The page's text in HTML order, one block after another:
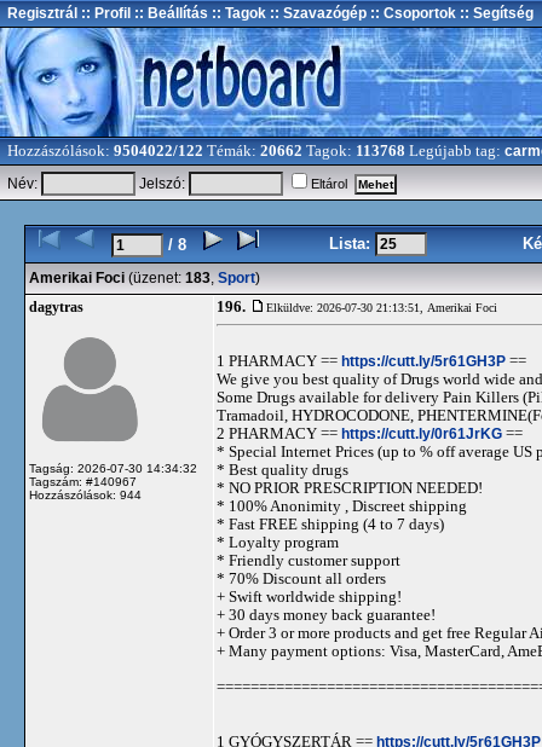
Regisztrál :: Profil :: Beállítás :: Tagok :: Szavazógép :: Csoportok :: Segítség
Hozzászólások: 9504022/122 Témák: 20662 Tagok: 113768 Legújabb tag:
Név:
Jelszó: Eltárol
/ 8 Lista:
Amerikai Foci (üzenet: 183, Sport)
dagytras
Tagság: 2026-07-30 14:34:32
Tagszám: #140967
Hozzászólások: 944
196. Elküldve: 2026-07-30 21:13:51, Amerikai Foci
1 PHARMACY == https://cutt.ly/5r61GH3P ==
We give you best quality of Drugs world wide
Some Drugs available for delivery Pain Killers
Tramadoil, HYDROCODONE,
2 PHARMACY == https://cutt.ly/0r61JrKG ==
* Special Internet Prices (up to % off average US
* Best quality drugs
* NO PRIOR PRESCRIPTION NEEDED!
* 100% Anonimity , Discreet shipping
* Fast FREE shipping (4 to 7 days)
* Loyalty program
* Friendly customer support
* 70% Discount all orders
+ Swift worldwide shipping!
+ 30 days money back guarantee!
+ Order 3 or more products and get free Regular
+ Many payment options: Visa, MasterCard,
1 GYÓGYSZERTÁR == https://cutt.ly/5r61GH3P